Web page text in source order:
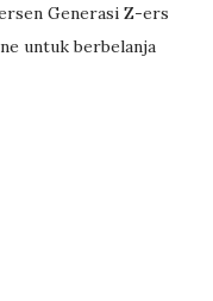
Generasi Z-ers
untuk berbelanja